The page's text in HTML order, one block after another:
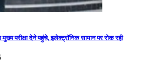
मुख्य परीक्षा देने पहुंचे, इलेक्ट्रॉनिक सामान पर रोक रही